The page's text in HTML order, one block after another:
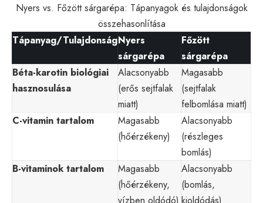
Nyers vs. Főzött sárgarépa: Tápanyagok és tulajdonságok
összehasonlítása
Tápanyag/TulajdonságNyers
sárgarépa
Főzött
sárgarépa
Béta-karotin biológiai
hasznosulása
Alacsonyabb
(erős sejtfalak
miatt)
Magasabb
(sejtfalak
felbomlása miatt)
C-vitamin tartalom
Magasabb
(hőérzékeny)
Alacsonyabb
(részleges
bomlás)
B-vitaminok tartalom
Magasabb
(hőérzékeny,
vízben oldódó)
Alacsonyabb
(bomlás,
kioldódás)